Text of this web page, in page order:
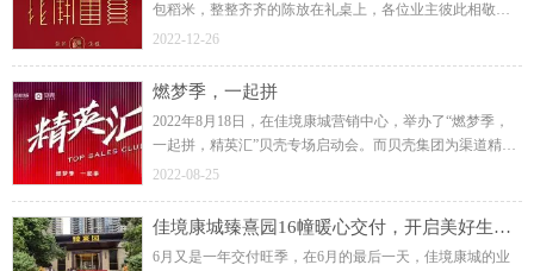
包稻米，整整齐齐的陈放在礼桌上，各位业主彼此相敬如
宾，排队而行，领取佳境康城送上的新春祝福。物料是房
2022-12-26
燃梦季，一起拼
2022年8月18日，在佳境康城营销中心，举办了“燃梦季，
一起拼，精英汇”贝壳专场启动会。而贝壳集团为渠道精英
们带来的系列重磅利好，显然已经表明了佳境康城的高品
2022-08-25
佳境康城臻熹园16幢暖心交付，开启美好生活新篇章
6月又是一年交付旺季，在6月的最后一天，佳境康城的业